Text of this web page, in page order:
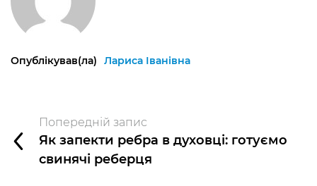
Опублікував(ла) Лариса Іванівна
Попередній запис
Як запекти ребра в духовці: готуємо
свинячі реберця